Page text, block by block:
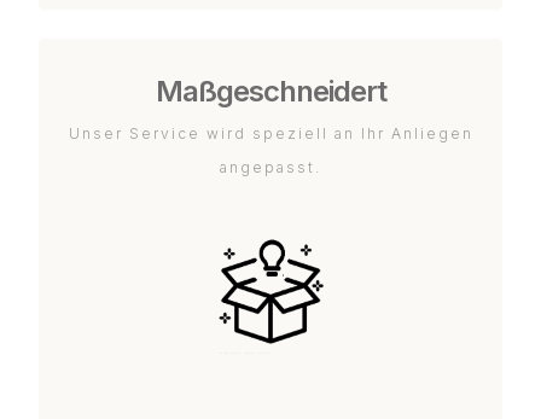
Maßgeschneidert
Unser Service wird speziell an Ihr Anliegen
angepasst.